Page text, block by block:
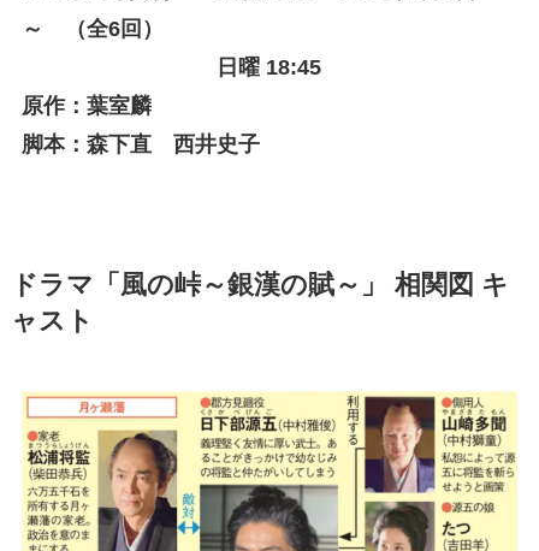
～ （全6回）
日曜 18:45
原作：葉室麟
脚本：森下直 西井史子
ドラマ「風の峠～銀漢の賦～」 相関図 キ
ャスト